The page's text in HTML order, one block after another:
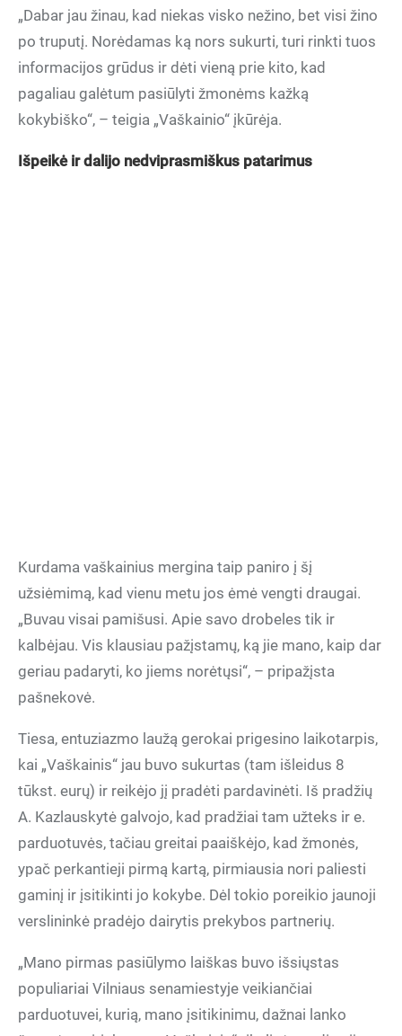
„Dabar jau žinau, kad niekas visko nežino, bet visi žino
po truputį. Norėdamas ką nors sukurti, turi rinkti tuos
informacijos grūdus ir dėti vieną prie kito, kad
pagaliau galėtum pasiūlyti žmonėms kažką
kokybiško“, – teigia „Vaškainio“ įkūrėja.
Išpeikė ir dalijo nedviprasmiškus patarimus
Kurdama vaškainius mergina taip paniro į šį
užsiėmimą, kad vienu metu jos ėmė vengti draugai.
„Buvau visai pamišusi. Apie savo drobeles tik ir
kalbėjau. Vis klausiau pažįstamų, ką jie mano, kaip dar
geriau padaryti, ko jiems norėtųsi“, – pripažįsta
pašnekovė.
Tiesa, entuziazmo laužą gerokai prigesino laikotarpis,
kai „Vaškainis“ jau buvo sukurtas (tam išleidus 8
tūkst. eurų) ir reikėjo jį pradėti pardavinėti. Iš pradžių
A. Kazlauskytė galvojo, kad pradžiai tam užteks ir e.
parduotuvės, tačiau greitai paaiškėjo, kad žmonės,
ypač perkantieji pirmą kartą, pirmiausia nori paliesti
gaminį ir įsitikinti jo kokybe. Dėl tokio poreikio jaunoji
verslininkė pradėjo dairytis prekybos partnerių.
„Mano pirmas pasiūlymo laiškas buvo išsiųstas
populiariai Vilniaus senamiestyje veikiančiai
parduotuvei, kurią, mano įsitikinimu, dažnai lanko